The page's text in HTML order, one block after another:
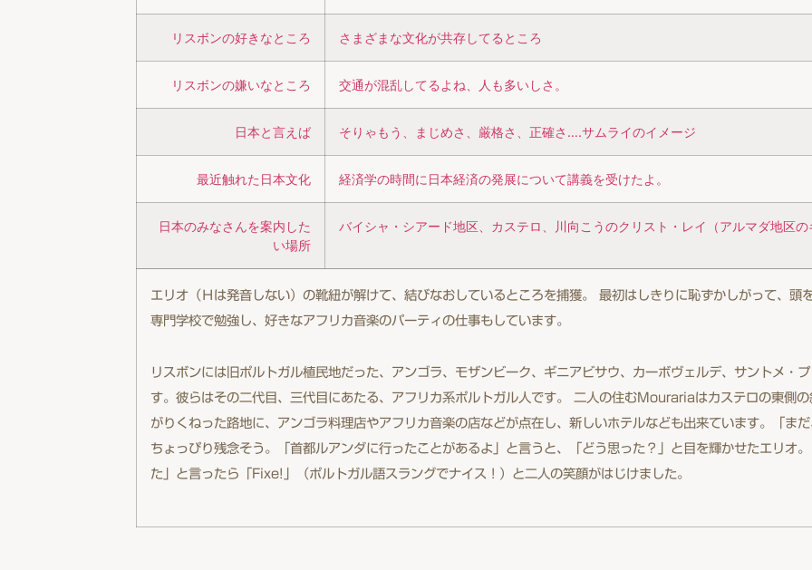
リスボンの好きなところ さまざまな文化が共存してるところ
リスボンの嫌いなところ 交通が混乱してるよね、人も多いしさ。
日本と言えば そりゃもう、まじめさ、厳格さ、正確さ….サムライのイメージ
最近触れた日本文化 経済学の時間に日本経済の発展について講義を受けたよ。
日本のみなさんを案内した
い場所
バイシャ・シアード地区、カステロ、川向こうのクリスト・レイ（アルマダ地区の
エリオ（Ｈは発音しない）の靴紐が解けて、結びなおしているところを捕獲。 最初はしきりに恥ずかしがって
専門学校で勉強し、好きなアフリカ音楽のパーティの仕事もしています。
リスボンには旧ポルトガル植民地だった、アンゴラ、モザンビーク、ギニアビサウ、カーボヴェルデ、サントメ・
す。彼らはその二代目、三代目にあたる、アフリカ系ポルトガル人です。 二人の住むMourariaはカステロの東側
がりくねった路地に、アンゴラ料理店やアフリカ音楽の店などが点在し、新しいホテルなども出来ています。「ま
ちょっぴり残念そう。「首都ルアンダに行ったことがあるよ」と言うと、「どう思った？」と目を輝かせたエリオ
た」と言ったら「Fixe!」（ポルトガル語スラングでナイス！）と二人の笑顔がはじけました。